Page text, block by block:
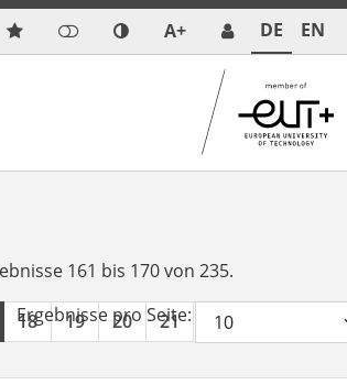
A+ DE EN
161 bis 170 von 235.
18 19 20 21 22
Ergebnisse pro Seite: